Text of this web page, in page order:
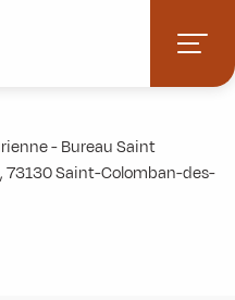
- Bureau Saint
73130 Saint-Colomban-des-